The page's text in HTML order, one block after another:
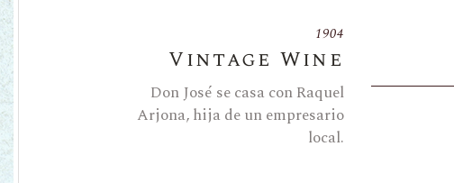
1904
Vintage Wine
Don José se casa con Raquel
Arjona, hija de un empresario
local.